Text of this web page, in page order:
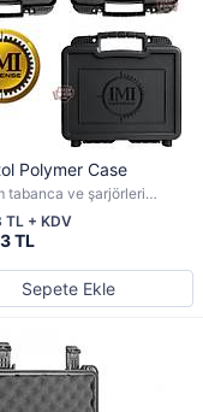
Polymer Case
tabanca ve şarjörleri
oturuş ile monte
TL
TL + KDV
Sepete Ekle